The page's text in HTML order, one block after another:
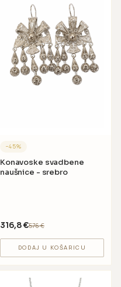
−45%
Konavoske svadbene
naušnice - srebro
316,8€576€
DODAJ U KOŠARICU